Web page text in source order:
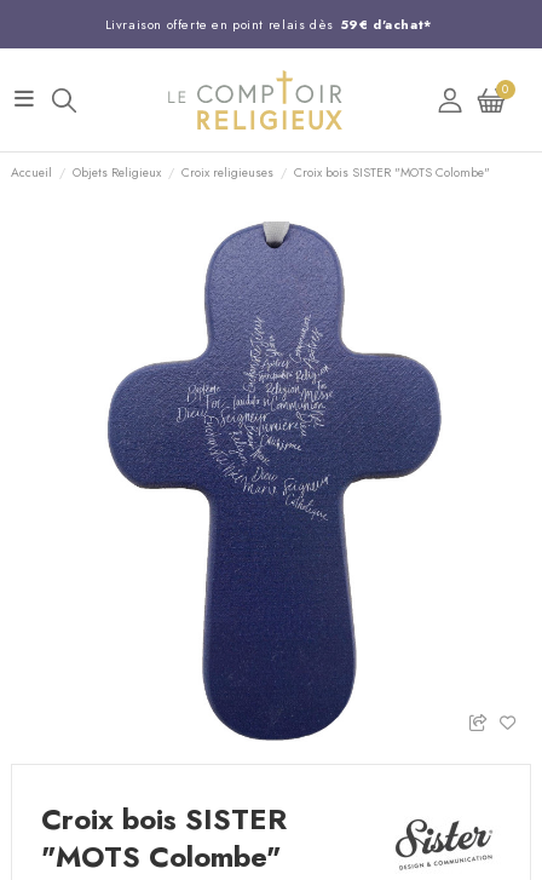
Livraison offerte en point relais dès 59€ d'achat*
Entreprise Française familiale
Support client disponible au 03 20 24 74 15
Commandez avant 14H, expédition le jour même !
0
Accueil Objets Religieux Croix religieuses Croix bois SISTER "MOTS Colombe"
Croix bois SISTER
"MOTS Colombe"